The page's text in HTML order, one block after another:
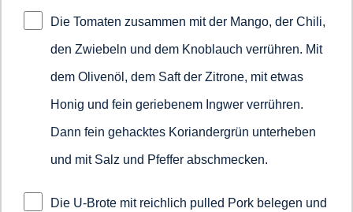
Die Tomaten zusammen mit der Mango, der Chili,
den Zwiebeln und dem Knoblauch verrühren. Mit
dem Olivenöl, dem Saft der Zitrone, mit etwas
Honig und fein geriebenem Ingwer verrühren.
Dann fein gehacktes Koriandergrün unterheben
und mit Salz und Pfeffer abschmecken.
Die U-Brote mit reichlich pulled Pork belegen und